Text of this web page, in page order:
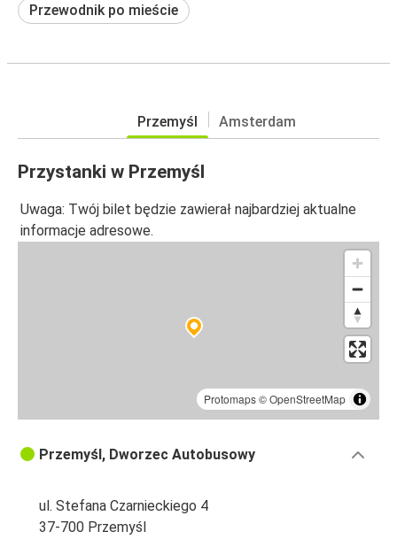
Przewodnik po mieście
Przemyśl Amsterdam
Przystanki w Przemyśl
Uwaga: Twój bilet będzie zawierał najbardziej aktualne
informacje adresowe.
Protomaps©OpenStreetMap
Przemyśl, Dworzec Autobusowy
ul. Stefana Czarnieckiego 4
37-700 Przemyśl